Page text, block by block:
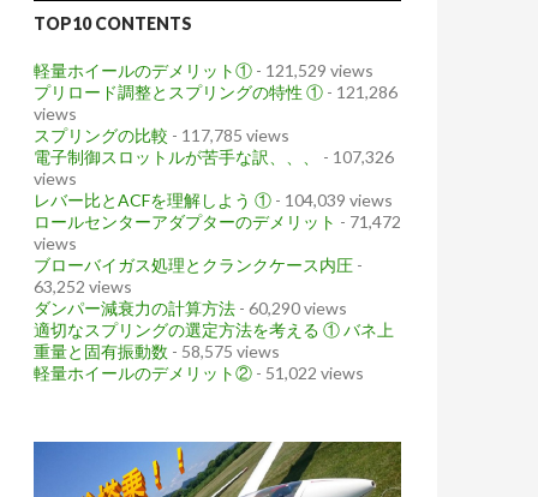
TOP10 CONTENTS
軽量ホイールのデメリット① - 121,529 views
プリロード調整とスプリングの特性 ① - 121,286
views
スプリングの比較 - 117,785 views
電子制御スロットルが苦手な訳、、、
- 107,326
views
レバー比とACFを理解しよう ① - 104,039 views
ロールセンターアダプターのデメリット - 71,472
views
ブローバイガス処理とクランクケース内圧 -
63,252 views
ダンパー減衰力の計算方法 - 60,290 views
適切なスプリングの選定方法を考える ① バネ上
重量と固有振動数 - 58,575 views
軽量ホイールのデメリット② - 51,022 views